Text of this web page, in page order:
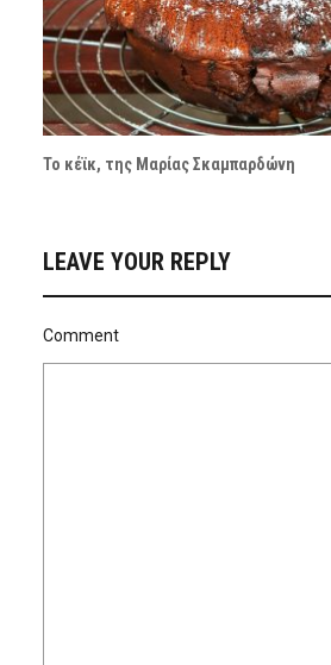
Το κέϊκ, της Μαρίας Σκαμπαρδώνη
LEAVE YOUR REPLY
Comment